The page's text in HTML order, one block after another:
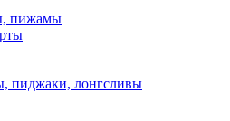
пижамы
пиджаки, лонгсливы